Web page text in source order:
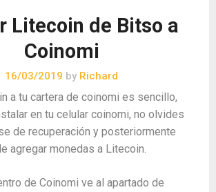
Litecoin de Bitso a
Coinomi
16/03/2019 by Richard
a tu cartera de coinomi es sencillo,
en tu celular coinomi, no olvides
de recuperación y posteriormente
agregar monedas a Litecoin.
de Coinomi ve al apartado de